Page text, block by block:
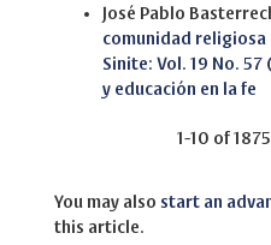
José Pablo
comunidad religiosa
Sinite: Vol. 19 No.
y educación en la fe
1-10 of 1875
You may also start an
this article.